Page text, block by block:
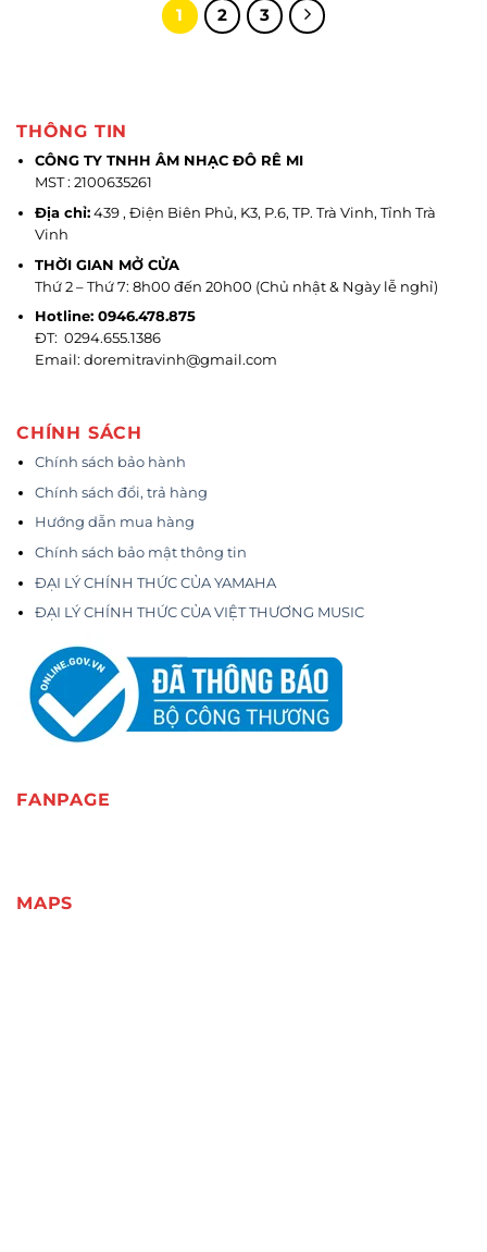
1 2 3
THÔNG TIN
CÔNG TY TNHH ÂM NHẠC ĐÔ RÊ MI
MST : 2100635261
Địa chỉ:439 , Điện Biên Phủ, K3, P.6, TP. Trà Vinh, Tỉnh Trà
Vinh
THỜI GIAN MỞ CỬA
Thứ 2 – Thứ 7: 8h00 đến 20h00 (Chủ nhật & Ngày lễ nghỉ)
Hotline: 0946.478.875
ĐT: 0294.655.1386
Email: doremitravinh@gmail.com
CHÍNH SÁCH
Chính sách bảo hành
Chính sách đổi, trả hàng
Hướng dẫn mua hàng
Chính sách bảo mật thông tin
ĐẠI LÝ CHÍNH THỨC CỦA YAMAHA
ĐẠI LÝ CHÍNH THỨC CỦA VIỆT THƯƠNG MUSIC
FANPAGE
MAPS